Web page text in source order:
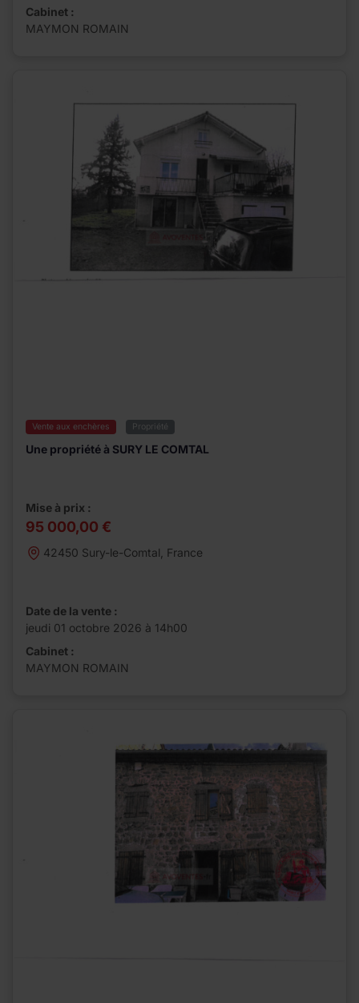
Cabinet :
MAYMON ROMAIN
Vente aux enchères Propriété
Une propriété à SURY LE COMTAL
Mise à prix :
95 000,00 €
42450 Sury-le-Comtal, France
Date de la vente :
jeudi 01 octobre 2026 à 14h00
Cabinet :
MAYMON ROMAIN